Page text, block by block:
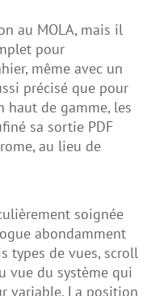
au MOLA, mais il
pour
même avec un
précisé que pour
haut de gamme, les
sa sortie PDF
au lieu de
soignée
abondamment
types de vues, scroll
vue du système qui
variable. La position